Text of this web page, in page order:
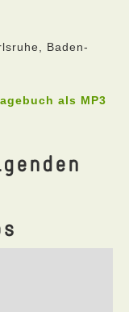
Baden-
als MP3